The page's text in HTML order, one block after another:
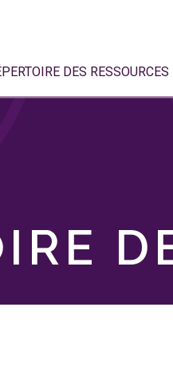
DES RESSOURCES